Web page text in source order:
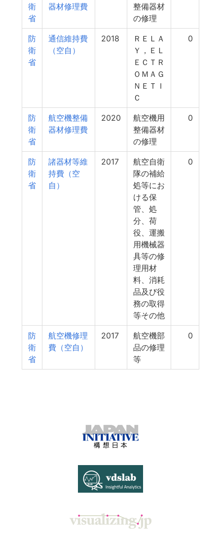
衛
省
器材修理費
整備器材
の修理
防
衛
省
通信維持費
（空自）
2018
ＲＥＬＡ
Ｙ，ＥＬ
ＥＣＴＲ
ＯＭＡＧ
ＮＥＴＩ
Ｃ
0
防
衛
省
航空機整備
器材修理費
2020
航空機用
整備器材
の修理
0
防
衛
省
諸器材等維
持費（空
自）
2017
航空自衛
隊の補給
処等にお
ける保
管、処
分、荷
役、運搬
用機械器
具等の修
理用材
料、消耗
品及び役
務の取得
等その他
0
防
衛
省
航空機修理
費（空自）
2017
航空機部
品の修理
等
0